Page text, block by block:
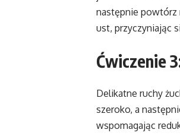
następnie powtórz
ust, przyczyniając
Ćwiczenie
Delikatne ruchy
szeroko, a
wspomagając